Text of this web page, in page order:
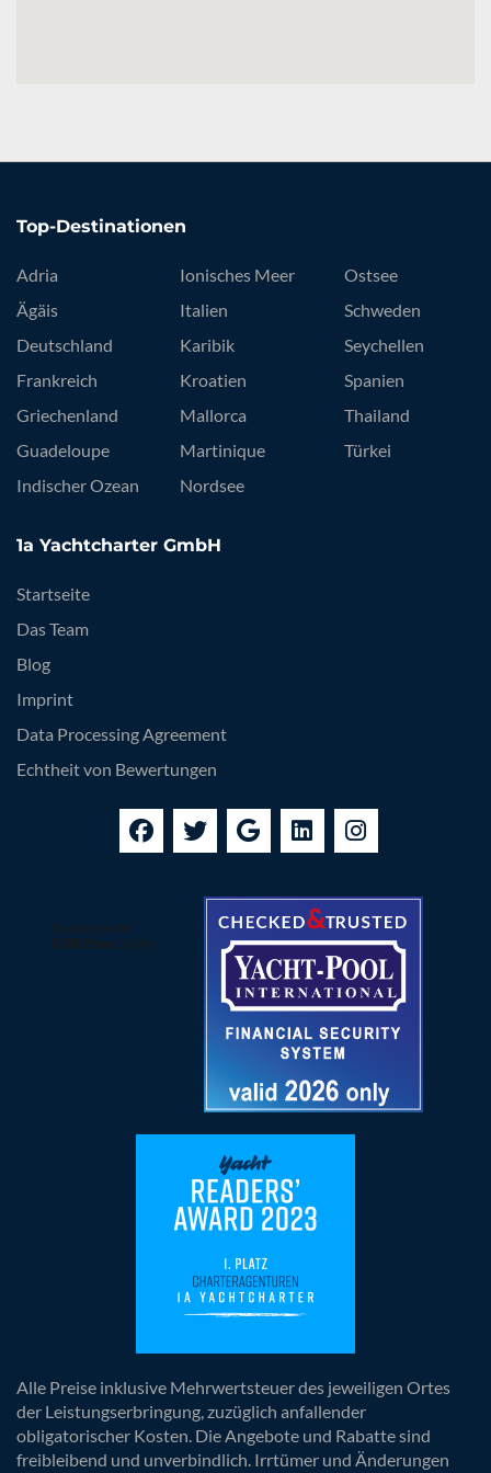
Top-Destinationen
Adria
Ägäis
Deutschland
Frankreich
Griechenland
Guadeloupe
Indischer Ozean
Ionisches Meer
Italien
Karibik
Kroatien
Mallorca
Martinique
Nordsee
Ostsee
Schweden
Seychellen
Spanien
Thailand
Türkei
1a Yachtcharter GmbH
Startseite
Das Team
Blog
Imprint
Data Processing Agreement
Echtheit von Bewertungen
Alle Preise inklusive Mehrwertsteuer des jeweiligen Ortes
der Leistungserbringung, zuzüglich anfallender
obligatorischer Kosten. Die Angebote und Rabatte sind
freibleibend und unverbindlich. Irrtümer und Änderungen